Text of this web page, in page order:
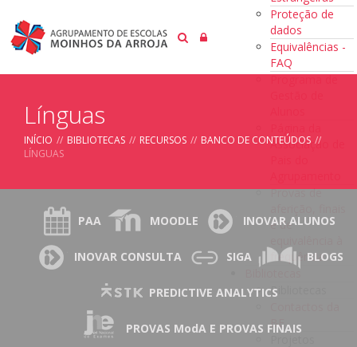
Proteção de
dados
Equivalências -
FAQ
Programa de
Associação de
Provas de
e de
frequência
Bibliotecas
Bibliotecas
BE
Línguas
INÍCIO // BIBLIOTECAS // RECURSOS // BANCO DE CONTEÚDOS //
LÍNGUAS
PAA MOODLE INOVAR ALUNOS
INOVAR CONSULTA SIGA BLOGS
PREDICTIVE ANALYTICS
PROVAS ModA E PROVAS FINAIS